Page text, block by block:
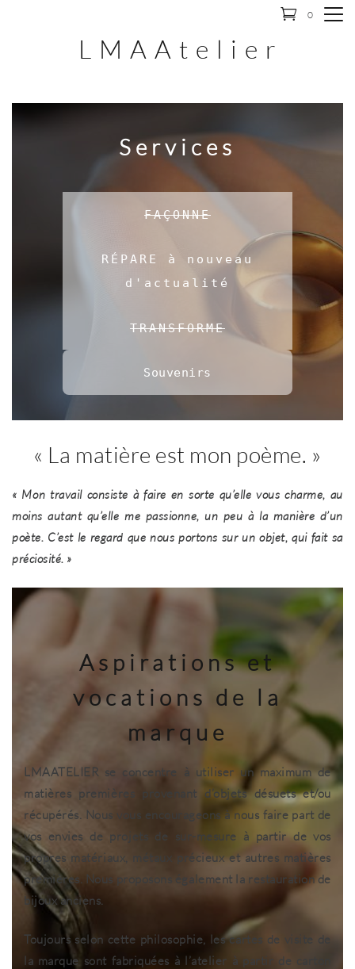
0
L M A A t e l i e r
Services
FAÇONNE
RÉPARE à nouveau
d'actualité
TRANSFORME
Souvenirs
« La matière est mon poème. »
« Mon travail consiste à faire en sorte qu’elle vous charme, au
moins autant qu’elle me passionne, un peu à la manière d’un
poète. C’est le regard que nous portons sur un objet, qui fait sa
préciosité. »
Aspirations et
vocations de la
marque
LMAATELIER se concentre à utiliser un maximum de
matières premières provenant d’objets désuets et/ou
récupérés. Nous vous encourageons à nous faire part de
vos envies de projets de sur-mesure à partir de vos
propres matériaux, métaux précieux et autres matières
premières. Nous proposons également la restauration de
bijoux anciens.
Toujours selon cette philosophie, les cartes de visite de
la marque sont fabriquées à l’atelier à partir de carton